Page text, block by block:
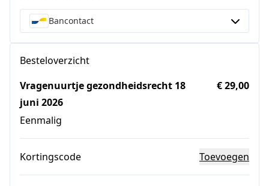
Bancontact
Besteloverzicht
Vragenuurtje gezondheidsrecht 18
juni 2026
Eenmalig
€ 29,00
Kortingscode Toevoegen